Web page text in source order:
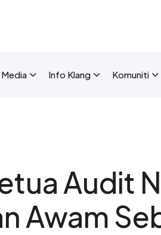
Media Info Klang Komuniti
Audit
Awam